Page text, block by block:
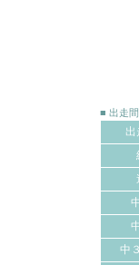
■ 出走間
出
中